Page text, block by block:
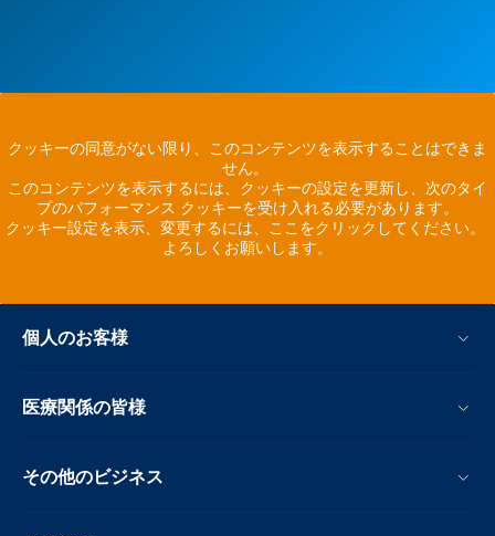
クッキーの同意がない限り、このコンテンツを表示することはできま
せん。
このコンテンツを表示するには、クッキーの設定を更新し、次のタイ
プのパフォーマンス クッキーを受け入れる必要があります。
クッキー設定を表示、変更するには、ここをクリックしてください。
よろしくお願いします。
個人のお客様
医療関係の皆様
その他のビジネス